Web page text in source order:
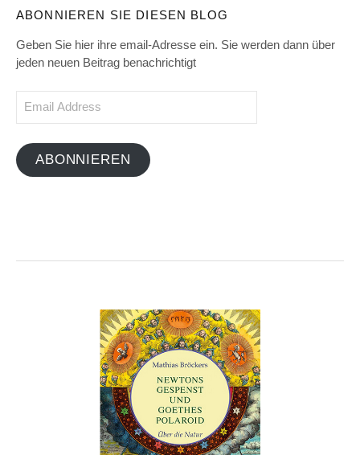
ABONNIEREN SIE DIESEN BLOG
Geben Sie hier ihre email-Adresse ein. Sie werden dann über
jeden neuen Beitrag benachrichtigt
ABONNIEREN